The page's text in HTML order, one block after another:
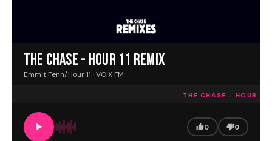
THE CHASE - HOUR 11 REMIX
Emmit Fenn/Hour 11 · VOIX FM
THE CHASE - HOUR 11
0 0